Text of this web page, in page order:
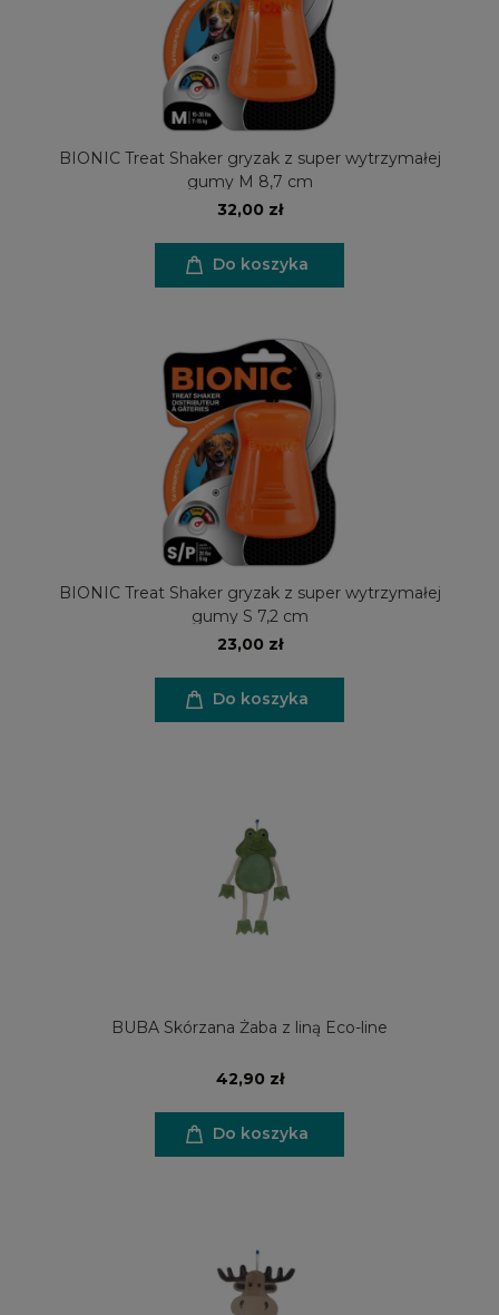
BIONIC Treat Shaker gryzak z super wytrzymałej
gumy M 8,7 cm
32,00 zł
Do koszyka
BIONIC Treat Shaker gryzak z super wytrzymałej
gumy S 7,2 cm
23,00 zł
Do koszyka
BUBA Skórzana Żaba z liną Eco-line
42,90 zł
Do koszyka